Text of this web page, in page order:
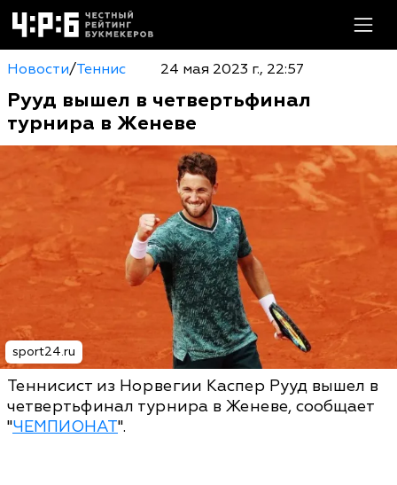
Новости/Теннис 24 мая 2023 г., 22:57
Рууд вышел в четвертьфинал
турнира в Женеве
sport24.ru
Теннисист из Норвегии Каспер Рууд вышел в
четвертьфинал турнира в Женеве, сообщает
"ЧЕМПИОНАТ".